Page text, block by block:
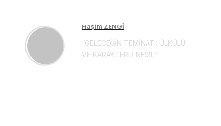
Haşim ZENGİ
“GELECEĞİN TEMİNATI: ÜLKÜLÜ
VE KARAKTERLİ NESİL!”